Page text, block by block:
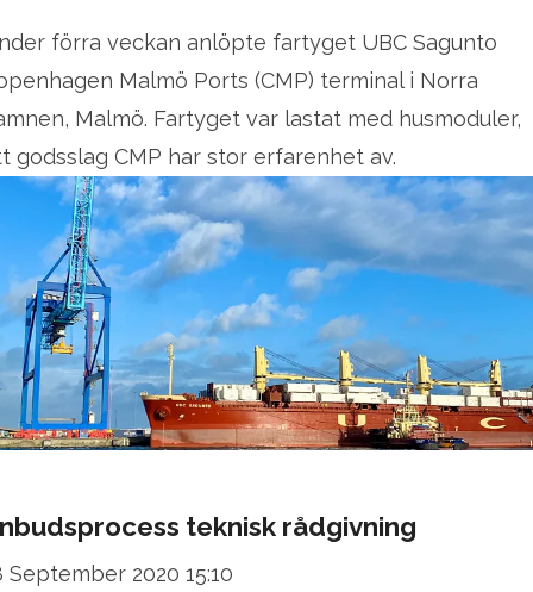
förra veckan anlöpte fartyget UBC Sagunto
Malmö Ports (CMP) terminal i Norra
Malmö. Fartyget var lastat med husmoduler,
godsslag CMP har stor erfarenhet av.
teknisk rådgivning
September 2020 15:10